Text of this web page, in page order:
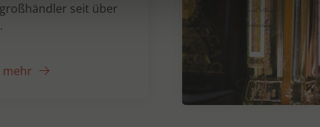
seit über
mehr